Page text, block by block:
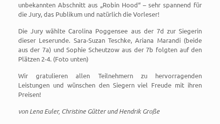
unbekannten Abschnitt aus „Robin Hood“ – sehr spannend für
die Jury, das Publikum und natürlich die Vorleser!
Die Jury wählte Carolina Poggensee aus der 7d zur Siegerin
dieser Leserunde. Sara-Suzan Teschke, Ariana Marandi (beide
aus der 7a) und Sophie Scheutzow aus der 7b folgten auf den
Plätzen 2-4. (Foto unten)
Wir gratulieren allen Teilnehmern zu hervorragenden
Leistungen und wünschen den Siegern viel Freude mit ihren
Preisen!
von Lena Euler, Christine Gütter und Hendrik Große